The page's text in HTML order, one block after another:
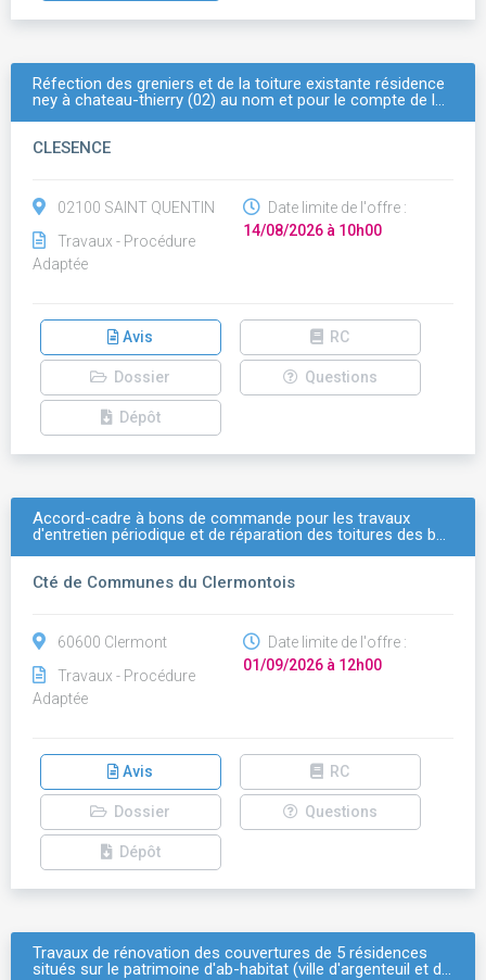
Réfection des greniers et de la toiture existante résidence
ney à chateau-thierry (02) au nom et pour le compte de l…
CLESENCE
02100 SAINT QUENTIN
Travaux - Procédure
Adaptée
Date limite de l'offre :
14/08/2026 à 10h00
Avis RC
Dossier Questions
Dépôt
Accord-cadre à bons de commande pour les travaux
d'entretien périodique et de réparation des toitures des b…
Cté de Communes du Clermontois
60600 Clermont
Travaux - Procédure
Adaptée
Date limite de l'offre :
01/09/2026 à 12h00
Avis RC
Dossier Questions
Dépôt
Travaux de rénovation des couvertures de 5 résidences
situés sur le patrimoine d'ab-habitat (ville d'argenteuil et d…